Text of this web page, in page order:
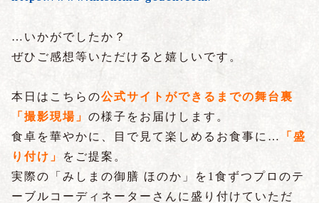
…いかがでしたか？
ぜひご感想等いただけると嬉しいです。
本日はこちらの公式サイトができるまでの舞台裏
「撮影現場」 の様子をお届けします。
食卓を華やかに、目で見て楽しめるお食事に…
「盛
り付け」
をご提案。
実際の「みしまの御膳 ほのか」を 1食ずつプロのテ
ーブルコーディネーターさんに盛り付けていただ